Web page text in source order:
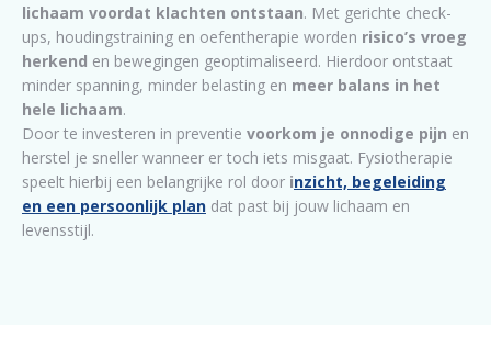
lichaam voordat klachten ontstaan. Met gerichte check-
ups, houdingstraining en oefentherapie worden risico’s vroeg
herkend en bewegingen geoptimaliseerd. Hierdoor ontstaat
minder spanning, minder belasting en meer balans in het
hele lichaam.
Door te investeren in preventie voorkom je onnodige pijn en
herstel je sneller wanneer er toch iets misgaat. Fysiotherapie
speelt hierbij een belangrijke rol door inzicht, begeleiding
en een persoonlijk plan dat past bij jouw lichaam en
levensstijl.